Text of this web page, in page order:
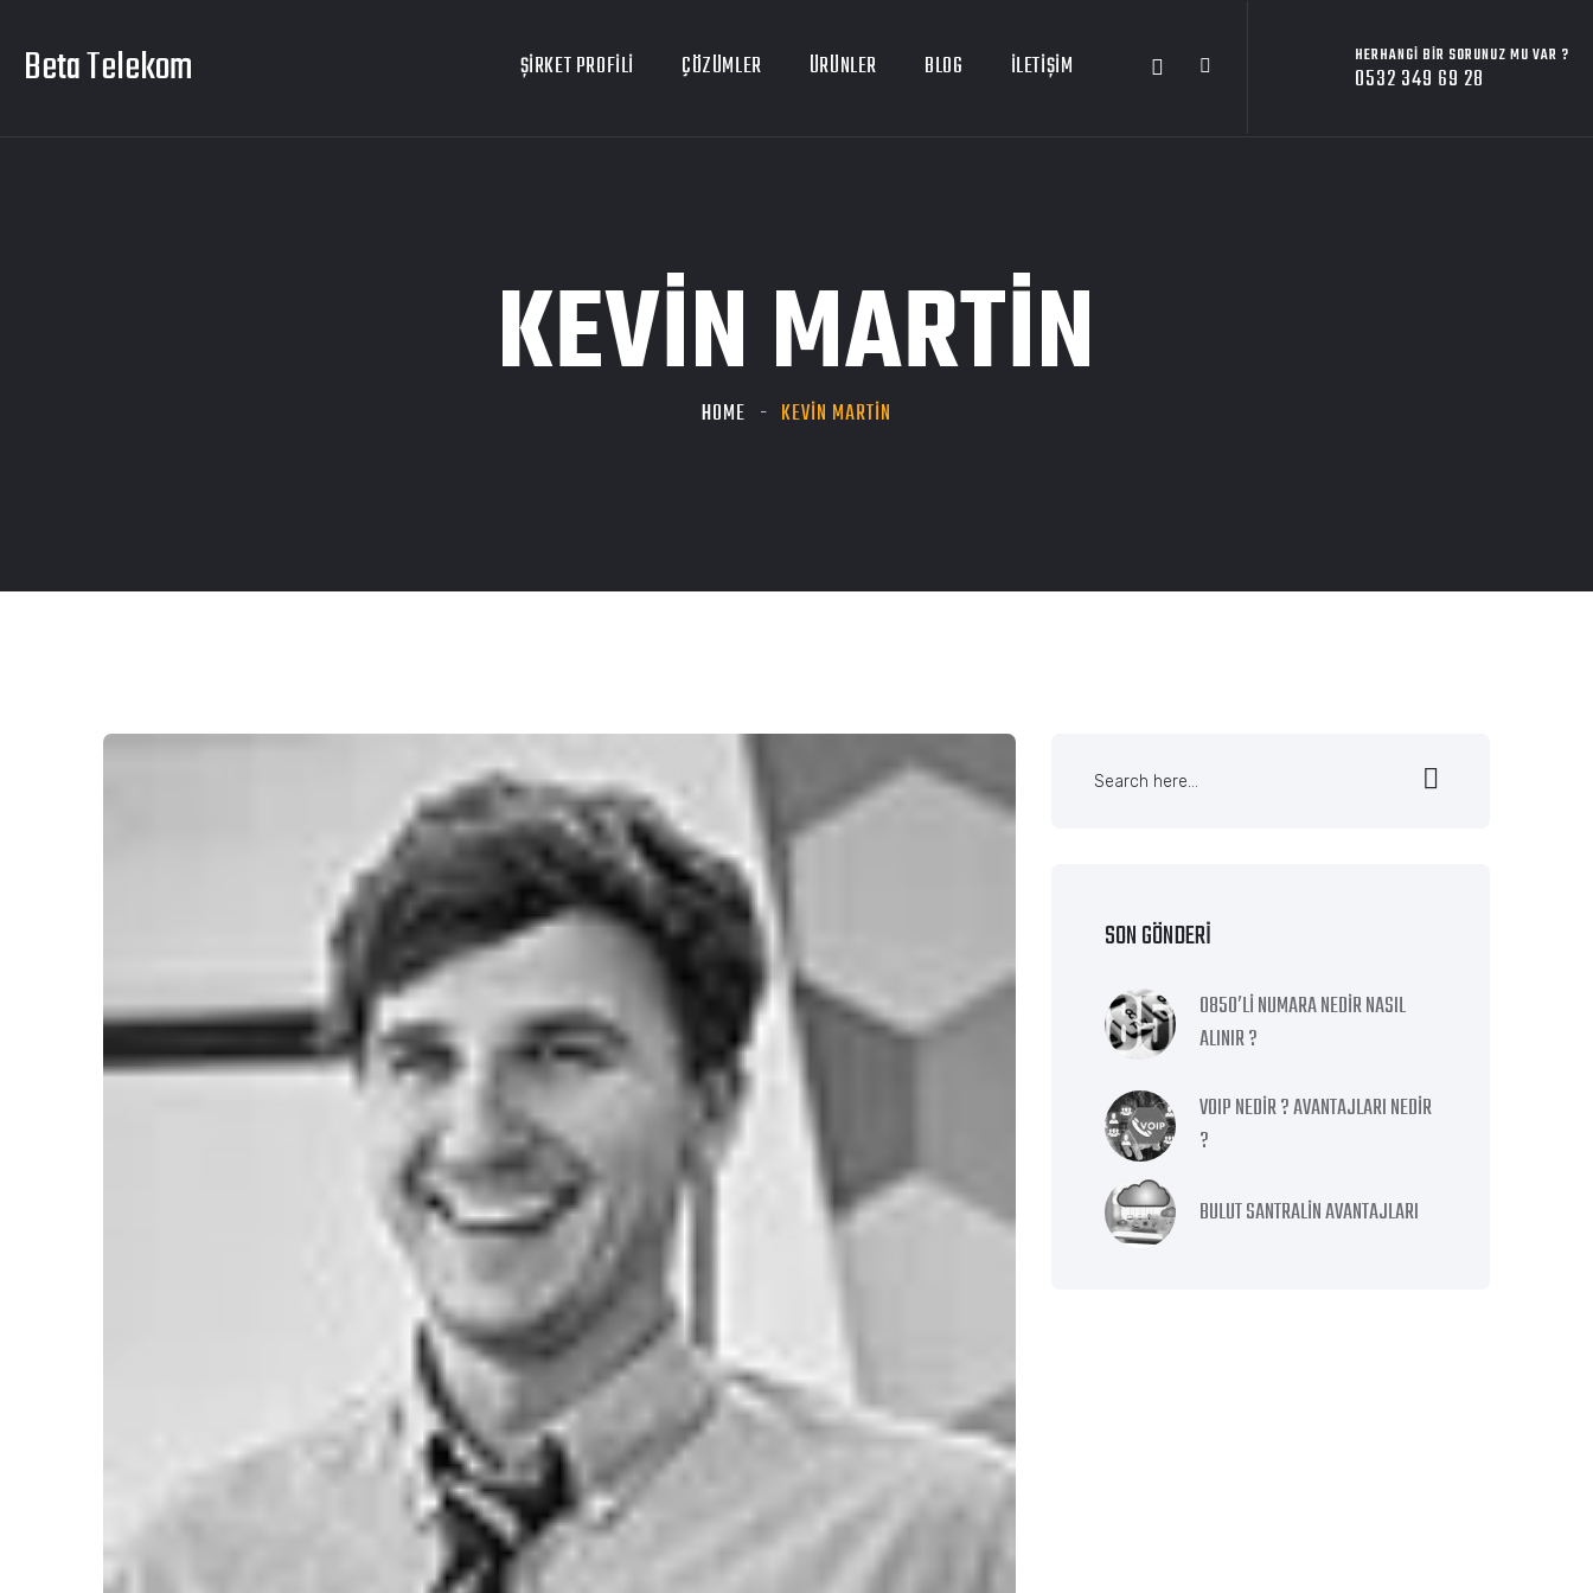
Beta Telekom ŞİRKET PROFİLİ ÇÖZÜMLER ÜRÜNLER BLOG İLETİŞİM HERHANGI BIR SORUNUZ MU VAR ?
0532 349 69 28
KEVIN MARTIN
HOME KEVIN MARTIN
SON GÖNDERI
0850′Lİ NUMARA NEDİR NASIL
ALINIR ?
VOIP NEDİR ? AVANTAJLARI NEDİR
?
BULUT SANTRALİN AVANTAJLARI